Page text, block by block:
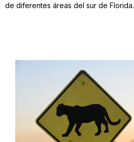
de diferentes áreas del sur de Florida.